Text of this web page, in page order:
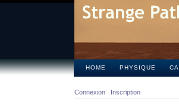
HOME PHYSIQUE
Connexion Inscription